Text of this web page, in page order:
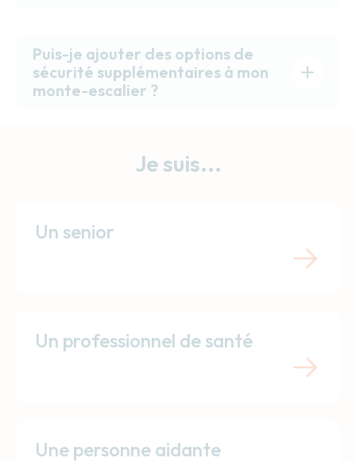
Puis-je ajouter des options de
sécurité supplémentaires à mon
monte-escalier ?
Je suis...
Un senior
Un professionnel de santé
Une personne aidante